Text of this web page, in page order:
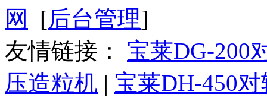
网
[后台管理]
友情链接： 宝莱DG-200
压造粒机 | 宝莱DH-450